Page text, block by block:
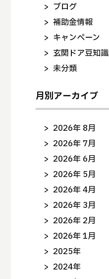
ブログ
補助金情報
キャンペーン
玄関ドア豆知識
未分類
月別アーカイブ
2026年 8月
2026年 7月
2026年 6月
2026年 5月
2026年 4月
2026年 3月
2026年 2月
2026年 1月
2025年
2024年